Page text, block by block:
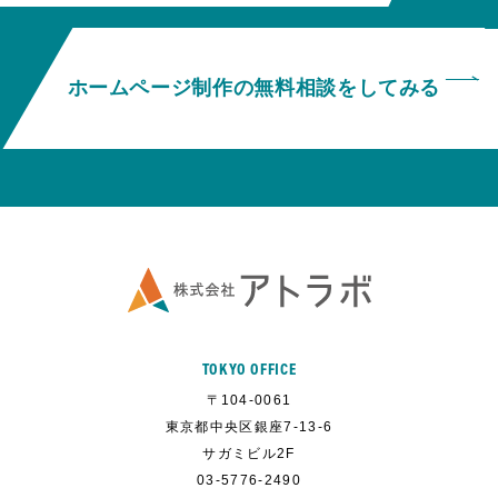
ホームページ制作の無料相談をしてみる
TOKYO OFFICE
〒104-0061
東京都中央区銀座7-13-6
サガミビル2F
03-5776-2490